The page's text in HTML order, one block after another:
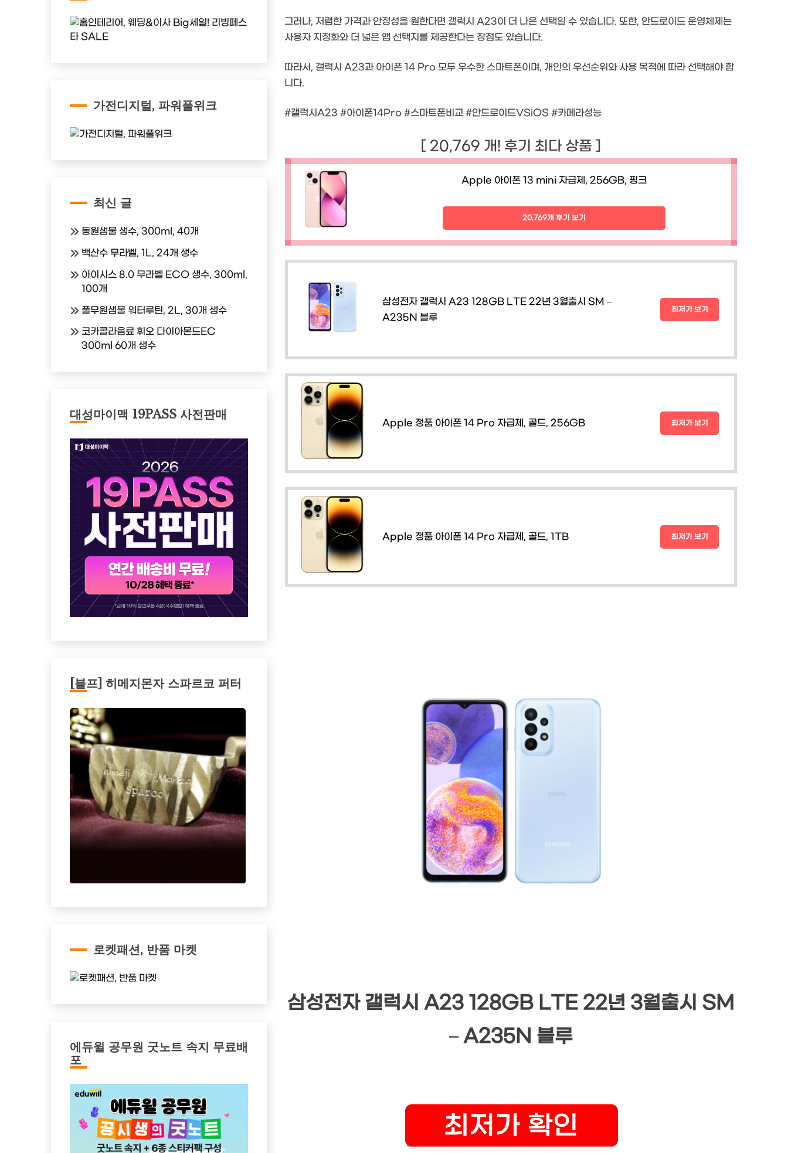
그러나, 저렴한 가격과 안정성을 원한다면 갤럭시 A23이 더 나은 선택일 수 있습니다. 또한, 안드로이드 운영체제는
사용자 지정화와 더 넓은 앱 선택지를 제공한다는 장점도 있습니다.
따라서, 갤럭시 A23과 아이폰 14 Pro 모두 우수한 스마트폰이며, 개인의 우선순위와 사용 목적에 따라 선택해야 합
니다.
#갤럭시A23 #아이폰14Pro #스마트폰비교 #안드로이드VSiOS #카메라성능
[ 20,769 개! 후기 최다 상품 ]
Apple 아이폰 13 mini 자급제, 256GB, 핑크
20,769개 후기 보기
삼성전자 갤럭시 A23 128GB LTE 22년 3월출시 SM –
A235N 블루
최저가 보기
Apple 정품 아이폰 14 Pro 자급제, 골드, 256GB 최저가 보기
Apple 정품 아이폰 14 Pro 자급제, 골드, 1TB 최저가 보기
삼성전자 갤럭시 A23 128GB LTE 22년 3월출시 SM
– A235N 블루
가전디지털, 파워풀위크
최신 글
동원샘물 생수, 300ml, 40개
백산수 무라벨, 1L, 24개 생수
아이시스 8.0 무라벨 ECO 생수, 300ml,
100개
풀무원샘물 워터루틴, 2L, 30개 생수
코카콜라음료 휘오 다이아몬드EC
300ml 60개 생수
대성마이맥 19PASS 사전판매
[블프] 히메지몬자 스파르코 퍼터
로켓패션, 반품 마켓
에듀윌 공무원 굿노트 속지 무료배
포